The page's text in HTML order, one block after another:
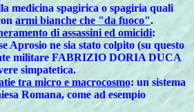
medicina spagirica o spagiria quali
armi bianche che "da fuoco".
di assassini ed omicidi:
Aprosio ne sia stato colpito (su questo
militare FABRIZIO DORIA DUCA
simpatetica.
tra micro e macrocosmo: un sistema
Romana, come ad esempio